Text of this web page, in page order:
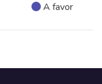
A favor